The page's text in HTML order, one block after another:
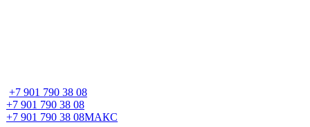
+7 901 790 38 08
+7 901 790 38 08
+7 901 790 38 08МАКС